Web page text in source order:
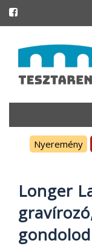
to
content
Nyeremény
Longer